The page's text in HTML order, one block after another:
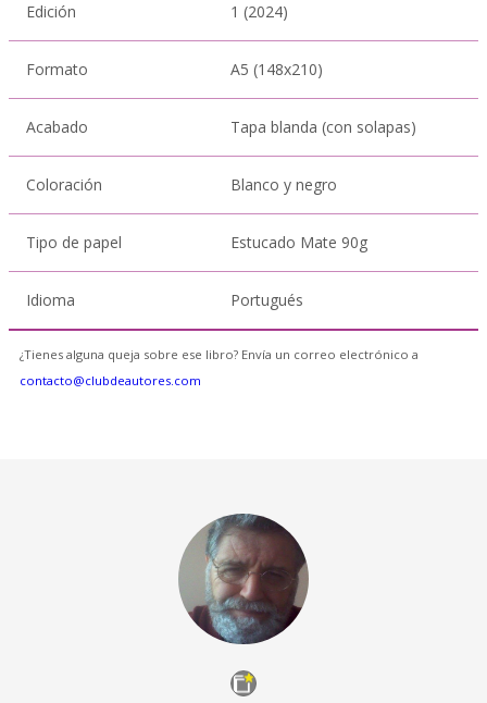
Edición 1 (2024)
Formato A5 (148x210)
Acabado Tapa blanda (con solapas)
Coloración Blanco y negro
Tipo de papel Estucado Mate 90g
Idioma Portugués
¿Tienes alguna queja sobre ese libro? Envía un correo electrónico a
contacto@clubdeautores.com